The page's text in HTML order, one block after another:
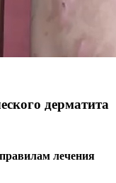
дерматита
лечения